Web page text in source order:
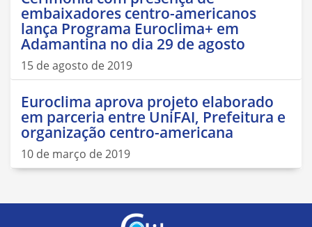
embaixadores centro-americanos
lança Programa Euroclima+ em
Adamantina no dia 29 de agosto
15 de agosto de 2019
Euroclima aprova projeto elaborado
em parceria entre UniFAI, Prefeitura e
organização centro-americana
10 de março de 2019